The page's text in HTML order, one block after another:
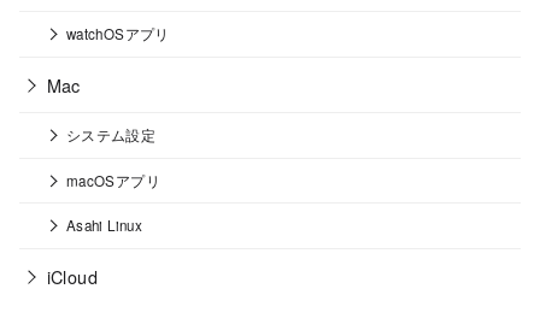
watchOSアプリ
Mac
システム設定
macOSアプリ
Asahi Linux
iCloud